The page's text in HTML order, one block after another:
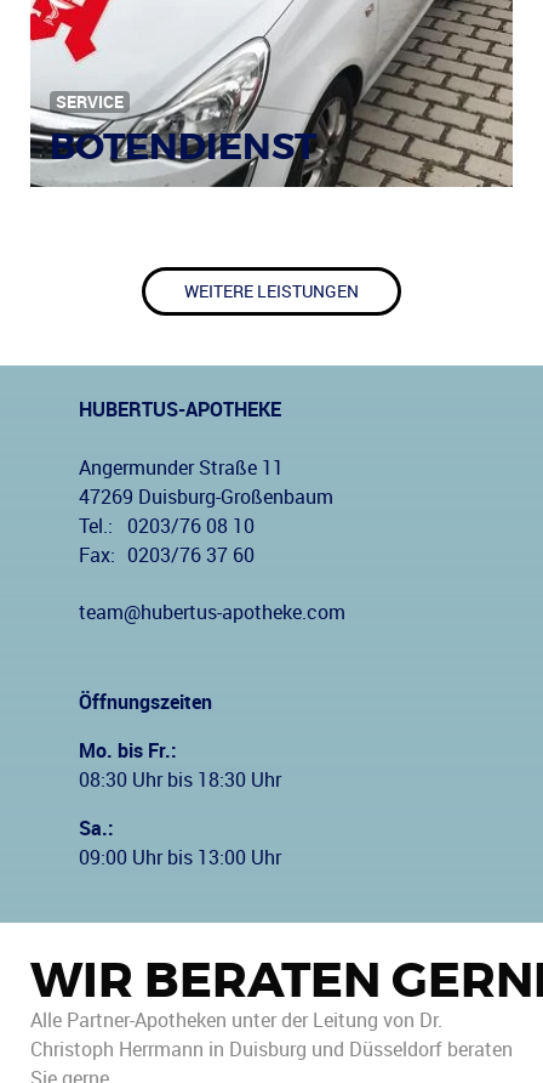
SERVICE
BOTENDIENST
WEITERE LEISTUNGEN
HUBERTUS-APOTHEKE
Angermunder Straße 11
47269 Duisburg-Großenbaum
Tel.:
0203/76 08 10
Fax:
0203/76 37 60
team@hubertus-apotheke.com
Öffnungszeiten
Mo. bis Fr.:
08:30 Uhr bis 18:30 Uhr
Sa.:
09:00 Uhr bis 13:00 Uhr
WIR BERATEN
Alle Partner-Apotheken unter der Leitung von Dr.
Christoph Herrmann in Duisburg und Düsseldorf beraten